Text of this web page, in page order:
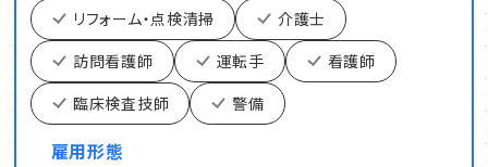
リフォーム・点検清掃
介護士
訪問看護師
運転手
看護師
臨床検査技師
警備
雇用形態